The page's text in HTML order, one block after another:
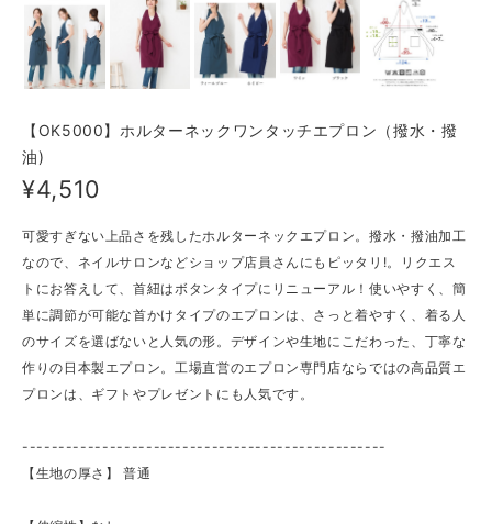
【OK5000】ホルターネックワンタッチエプロン（撥水・撥
油)
¥4,510
可愛すぎない上品さを残したホルターネックエプロン。撥水・撥油加工
なので、ネイルサロンなどショップ店員さんにもピッタリ!。リクエス
トにお答えして、首紐はボタンタイプにリニューアル！使いやすく、簡
単に調節が可能な首かけタイプのエプロンは、さっと着やすく、着る人
のサイズを選ばないと人気の形。デザインや生地にこだわった、丁寧な
作りの日本製エプロン。工場直営のエプロン専門店ならではの高品質エ
プロンは、ギフトやプレゼントにも人気です。
--------------------------------------------------
【生地の厚さ】 ​普通